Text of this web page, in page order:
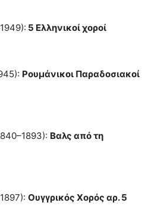
5 Ελληνικοί χοροί
Ρουμάνικοι Παραδοσιακοί
Βαλς από τη
Ουγγρικός Χορός αρ. 5